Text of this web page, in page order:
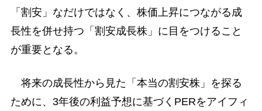
「割安」なだけではなく、株価上昇につながる成
長性を併せ持つ「割安成長株」に目をつけること
が重要となる。
将来の成長性から見た「本当の割安株」を探る
ために、3年後の利益予想に基づくPERをアイフィ